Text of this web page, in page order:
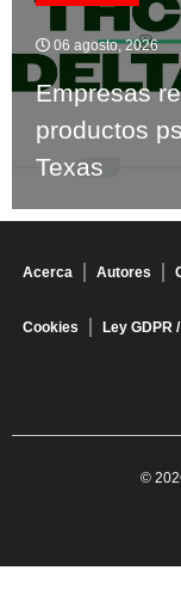
06 agosto, 2026
Empresas
productos
Texas
Acerca Autores
Cookies Ley GDPR
©